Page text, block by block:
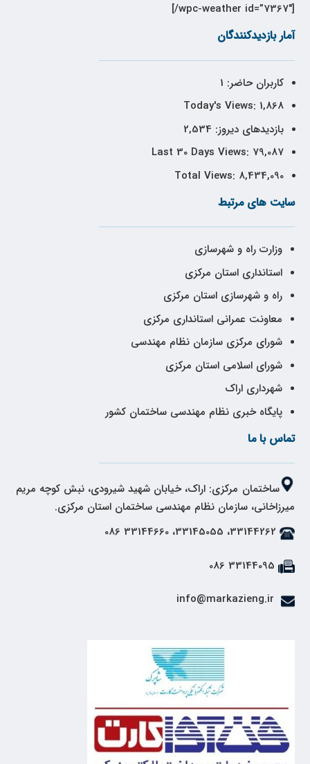
[wpc-weather id=”7367″/]
آمار بازدیدکنندگان
کاربران حاضر: 1
Today's Views: 1,868
بازدیدهای دیروز: 2,534
Last 30 Days Views: 79,087
Total Views: 8,434,090
سایت های مرتبط
وزارت راه و شهرسازی
استانداری استان مرکزی
راه و شهرسازی استان مرکزی
معاونت عمرانی استانداری مرکزی
شورای مرکزی سازمان نظام مهندسی
شورای اسلامی استان مرکزی
شهرداری اراک
پایگاه خبری نظام مهندسی ساختمان کشور
تماس با ما
ساختمان مرکزی: اراک، خیابان شهید شیرودی، نبش کوچه مریم
میرزاخانی، سازمان نظام مهندسی ساختمان استان مرکزی.
33144262، 33145055، 33144660 086
33144095 086